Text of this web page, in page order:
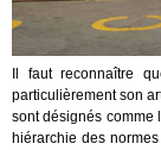
Il faut reconnaître
particulièrement son
sont désignés comme
hiérarchie des